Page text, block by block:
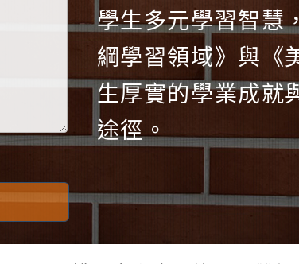
學生多元學習智慧
綱學習領域》與《
生厚實的學業成就
途徑。